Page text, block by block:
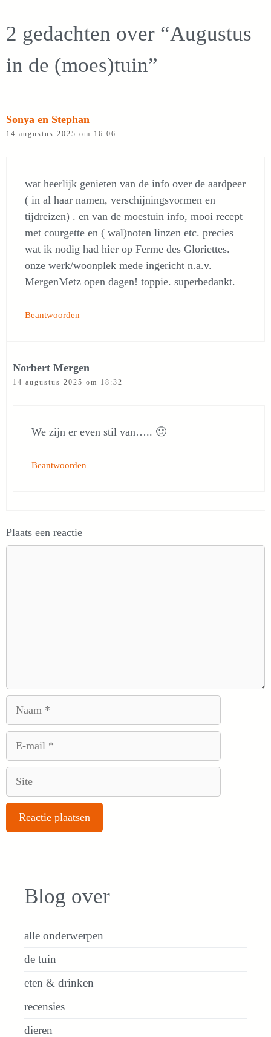
2 gedachten over “Augustus
in de (moes)tuin”
Sonya en Stephan
14 augustus 2025 om 16:06
wat heerlijk genieten van de info over de aardpeer
( in al haar namen, verschijningsvormen en
tijdreizen) . en van de moestuin info, mooi recept
met courgette en ( wal)noten linzen etc. precies
wat ik nodig had hier op Ferme des Gloriettes.
onze werk/woonplek mede ingericht n.a.v.
MergenMetz open dagen! toppie. superbedankt.
Beantwoorden
Norbert Mergen
14 augustus 2025 om 18:32
We zijn er even stil van….. 🙂
Beantwoorden
Plaats een reactie
Blog over
alle onderwerpen
de tuin
eten & drinken
recensies
dieren